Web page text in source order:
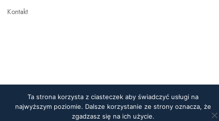
Kontakt
Ta strona korzysta z ciasteczek aby świadczyć usługi na
najwyższym poziomie. Dalsze korzystanie ze strony oznacza, że
zgadzasz się na ich użycie.